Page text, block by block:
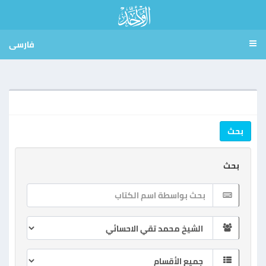
فارسی
بحث
بحث